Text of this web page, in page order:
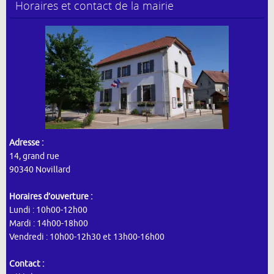
Horaires et contact de la mairie
Adresse :
14, grand rue
90340 Novillard
Horaires d’ouverture :
Lundi : 10h00-12h00
Mardi : 14h00-18h00
Vendredi : 10h00-12h30 et 13h00-16h00
Contact :